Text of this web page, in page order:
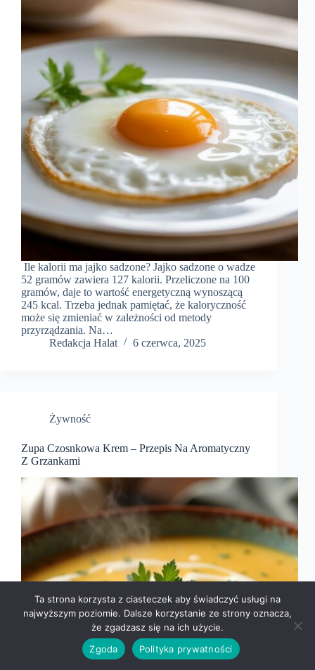
Ile kalorii ma jajko sadzone? Jajko sadzone o wadze
52 gramów zawiera 127 kalorii. Przeliczone na 100
gramów, daje to wartość energetyczną wynoszącą
245 kcal. Trzeba jednak pamiętać, że kaloryczność
może się zmieniać w zależności od metody
przyrządzania. Na…
Redakcja Halat
6 czerwca, 2025
Żywność
Zupa Czosnkowa Krem – Przepis Na Aromatyczny
Z Grzankami
Ta strona korzysta z ciasteczek aby świadczyć usługi na
najwyższym poziomie. Dalsze korzystanie ze strony oznacza,
że zgadzasz się na ich użycie.
Zgoda
Polityka prywatności